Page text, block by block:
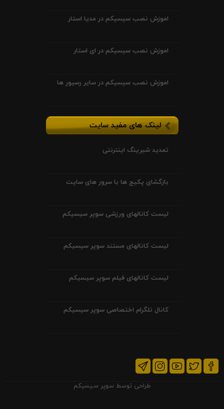
اموزش نصب سیسیکم در مدیا استار
اموزش نصب سیسیکم در ای استار
اموزش نصب سیسیکم در سایر رسیور ها
لینک های مفید سایت
تمدید شیرینگ اینترنتی
بازگشای پکیج ها با سرور های سایت
لیست کانالهای ورزشی سوپر سیسیکم
لیست کانالهای مستند سوپر سیسیکم
لیست کانالهای فیلم سوپر سیسیکم
کانال تلگرام اختصاصی سوپر سیسیکم
طراحی توسط سوپر سیسیکم